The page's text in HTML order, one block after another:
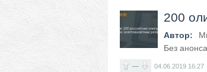
200
Автор:
Без
— 04.06.2019 16:27